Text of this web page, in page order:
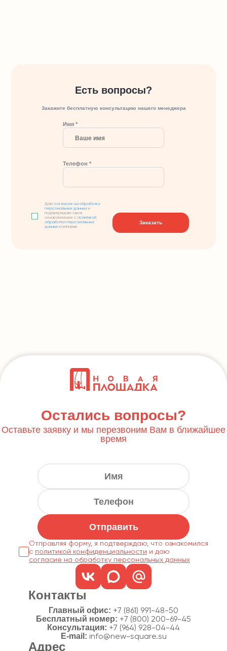
Есть вопросы?
Закажите бесплатную консультацию нашего менеджера
Имя *
Телефон *
Даюсогласие на обработку
персональных данных и
подтверждаю свое
ознакомление сполитикой
обработки персональных
данных компании
Заказать
Остались вопросы?
Оставьте заявку и мы перезвоним Вам в ближайшее
время
Отправить
Отправляя форму, я подтверждаю, что ознакомился
с политикой конфиденциальности
согласие на обработку персональных данных
Контакты
Главный офис: +7 (861) 991-48-50
Бесплатный номер: +7 (800) 200-69-45
Консультация: +7 (964) 928-04-44
E-mail: info@new-square.su
Адрес